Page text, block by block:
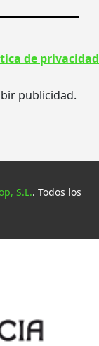
de privacidad
publicidad.
S.L.. Todos los